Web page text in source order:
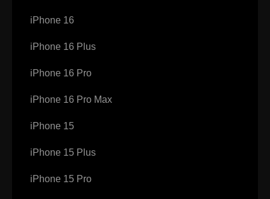
iPhone 16
iPhone 16 Plus
iPhone 16 Pro
iPhone 16 Pro Max
iPhone 15
iPhone 15 Plus
iPhone 15 Pro